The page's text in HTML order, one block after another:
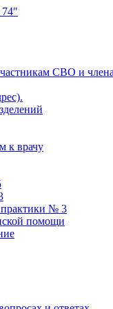
СВО и
к врачу
практики № 3
помощи